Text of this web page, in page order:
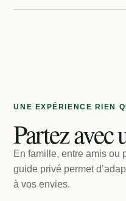
UNE EXPÉRIENCE RIEN
Partez
En famille, entre amis ou
guide privé permet
à vos envies.